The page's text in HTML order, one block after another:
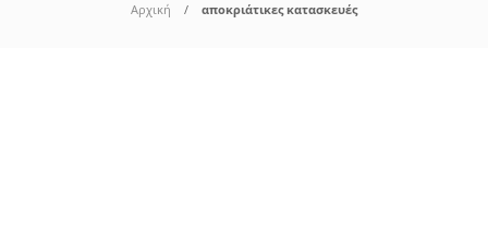
Αρχική αποκριάτικες κατασκευές